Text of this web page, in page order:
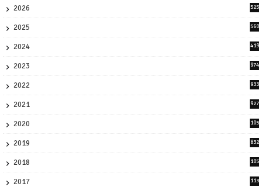
2026
525
2025
560
2024
419
2023
974
2022
933
2021
927
2020
105
2019
832
2018
105
2017
113